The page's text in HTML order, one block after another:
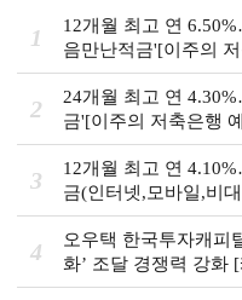
1
12개월 최고 연
음만난적금'[이주의
1주]
2
24개월 최고 연
금'[이주의 저축은행
3
12개월 최고 연
금(인터넷,모바일,비
예금금리-8월 1주]
4
오우택 한국투자캐피
화ʼ 조달 경쟁력 강화
(12)]